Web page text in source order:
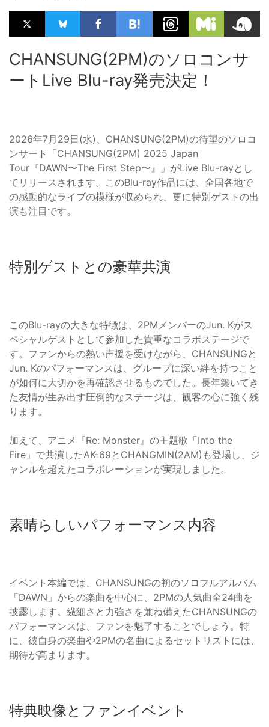
CHANSUNG(2PM)のソロコンサ
ートLive Blu-ray発売決定！
2026年7月29日(水)、CHANSUNG(2PM)の待望のソロコ
ンサート「CHANSUNG(2PM) 2025 Japan
Tour『DAWN〜The First Step〜』」がLive Blu-rayとし
てリリースされます。このBlu-ray作品には、全国各地で
の感動的なライブの模様が収められ、更に特別ゲストの出
演も注目です。
特別ゲストとの豪華共演
このBlu-rayの大きな特徴は、2PMメンバーのJun. Kがス
ペシャルゲストとして参加した貴重なコラボステージで
す。ファンからの熱い声援を受けながら、CHANSUNGと
Jun. Kのパフォーマンスは、グループに深い絆を持つこと
が如何に大切かを再確認させるものでした。長年築いてき
た友情が生み出す圧倒的なステージは、観客の心に強く残
ります。
加えて、アニメ『Re: Monster』の主題歌「Into the
Fire」で共演したAK-69とCHANGMIN(2AM)も登場し、ジ
ャンルを超えたコラボレーションが実現しました。
素晴らしいパフォーマンス内容
イベント本編では、CHANSUNGの初のソロフルアルバム
「DAWN」からの楽曲を中心に、2PMの人気曲全24曲を
披露します。繊細さと力強さを兼ね備えたCHANSUNGの
パフォーマンスは、ファンを魅了することでしょう。特
に、彼自身の楽曲や2PMの名曲によるセットリストには、
期待が高まります。
特典映像とファンイベント